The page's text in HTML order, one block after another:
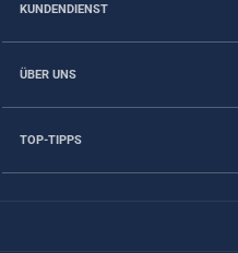
KUNDENDIENST
ÜBER UNS
TOP-TIPPS